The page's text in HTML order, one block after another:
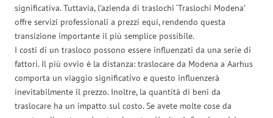
significativa. Tuttavia, l’azienda di traslochi ‘Traslochi Modena’
offre servizi professionali a prezzi equi, rendendo questa
transizione importante il più semplice possibile.
I costi di un trasloco possono essere influenzati da una serie di
fattori. Il più ovvio è la distanza: traslocare da Modena a Aarhus
comporta un viaggio significativo e questo influenzerà
inevitabilmente il prezzo. Inoltre, la quantità di beni da
traslocare ha un impatto sul costo. Se avete molte cose da